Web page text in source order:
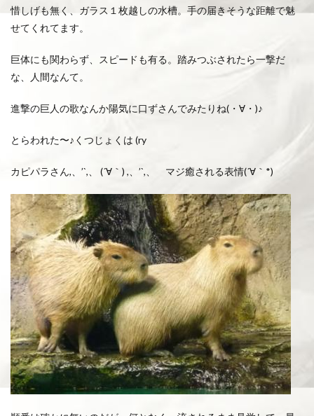
惜しげも無く、ガラス１枚越しの水槽。手の届きそうな距離で魅
せてくれてます。
巨体にも関わらず、スピードも有る。踏みつぶされたら一撃だ
な、人間なんて。
進撃の巨人の歌なんか陽気に口ずさんでみたりね(・∀・)♪
とらわれた〜♪くつじょくは (ry
カピパラさん,、’`,、 (´∀｀) ,、’`,、 マジ癒される表情(´∀｀*)